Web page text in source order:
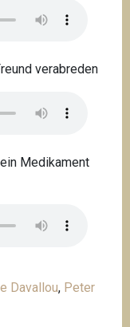
verabreden
Medikament
Davallou, Peter